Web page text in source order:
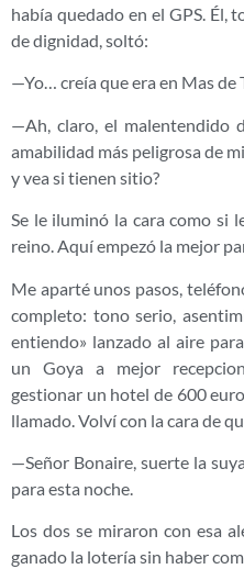
había quedado en el GPS.
de dignidad, soltó:
—Yo… creía que era en Mas de
—Ah, claro, el malentendido
amabilidad más peligrosa de
y vea si tienen sitio?
Se le iluminó la cara como si
reino. Aquí empezó la mejor
Me aparté unos pasos,
completo: tono serio,
entiendo» lanzado al aire
un Goya a mejor
gestionar un hotel de 600
llamado. Volví con la cara de
—Señor Bonaire, suerte la
para esta noche.
Los dos se miraron con esa
ganado la lotería sin haber